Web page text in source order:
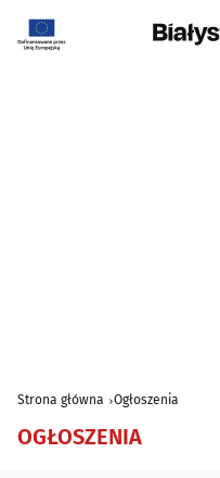
Strona główna Ogłoszenia
OGŁOSZENIA